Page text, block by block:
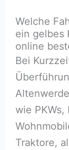
Welche
ein gelbes
online
Bei
wie PKWs,
Traktore,